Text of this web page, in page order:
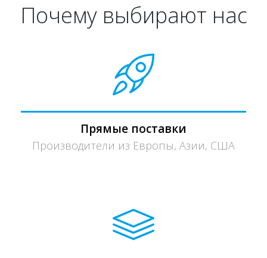
Почему выбирают нас
Прямые поставки
Производители из Европы, Азии, США